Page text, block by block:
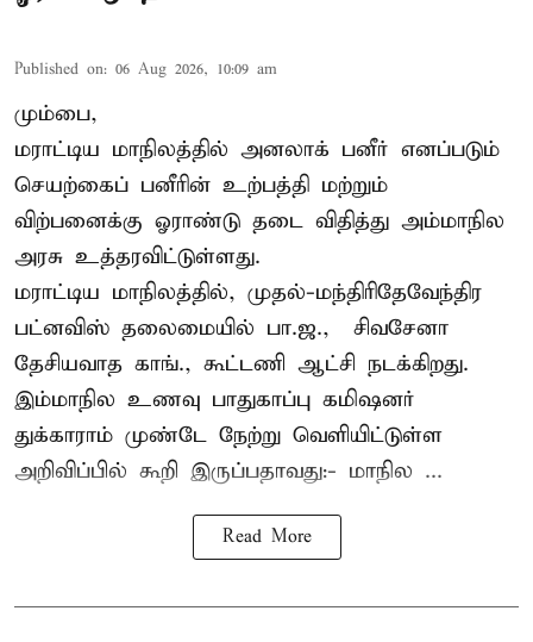
Published on: 06 Aug 2026, 10:09 am
மும்பை,
மராட்டிய மாநிலத்தில் அனலாக் பனீர் எனப்படும்
செயற்கைப் பனீரின் உற்பத்தி மற்றும்
விற்பனைக்கு ஓராண்டு தடை விதித்து அம்மாநில
அரசு உத்தரவிட்டுள்ளது.
மராட்டிய மாநிலத்தில், முதல்-மந்திரிதேவேந்திர
பட்னவிஸ் தலைமையில் பா.ஜ., – சிவசேனா –
தேசியவாத காங்., கூட்டணி ஆட்சி நடக்கிறது.
இம்மாநில உணவு பாதுகாப்பு கமிஷனர்
துக்காராம் முண்டே நேற்று வெளியிட்டுள்ள
அறிவிப்பில் கூறி இருப்பதாவது:- மாநில ...
Read More